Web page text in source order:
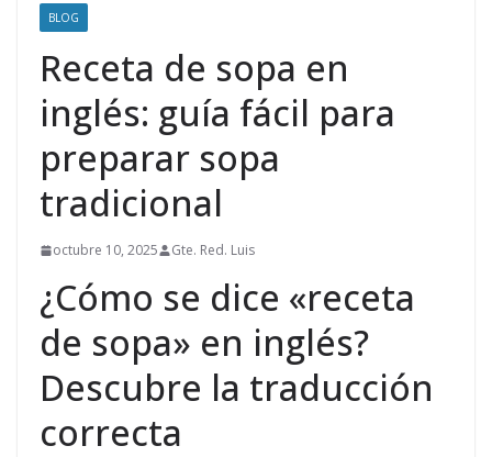
BLOG
Receta de sopa en
inglés: guía fácil para
preparar sopa
tradicional
octubre 10, 2025 Gte. Red. Luis
¿Cómo se dice «receta
de sopa» en inglés?
Descubre la traducción
correcta